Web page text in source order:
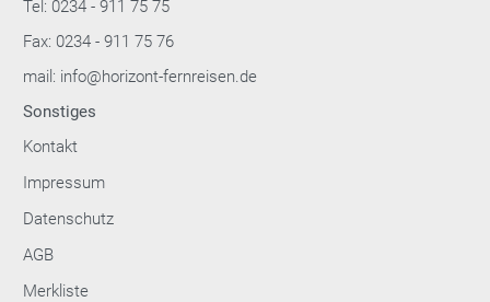
Tel: 0234 - 911 75 75
Fax: 0234 - 911 75 76
mail: info@horizont-fernreisen.de
Sonstiges
Kontakt
Impressum
Datenschutz
AGB
Merkliste